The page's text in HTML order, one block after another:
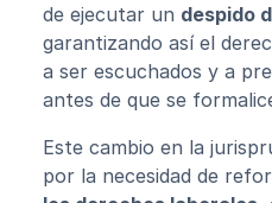
de ejecutar un despido
garantizando así el
a ser escuchados y a
antes de que se
Este cambio en la
por la necesidad de